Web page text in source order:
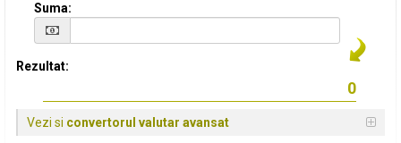
Suma:
Rezultat:
Vezi si convertorul valutar avansat